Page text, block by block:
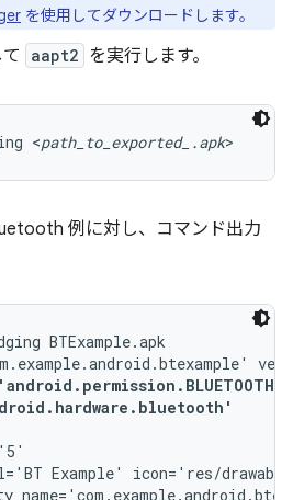
を使用してダウンロードします。
aapt2 を実行します。
<path_to_exported_.apk>
例に対し、コマンド出力
BTExample.apk
Example' icon='res/